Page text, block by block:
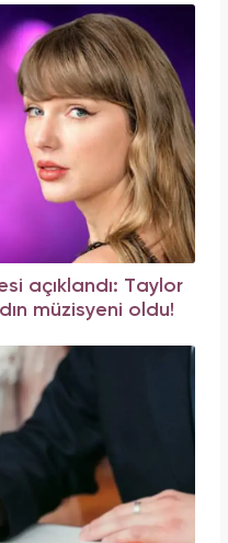
açıklandı: Taylor
müzisyeni oldu!